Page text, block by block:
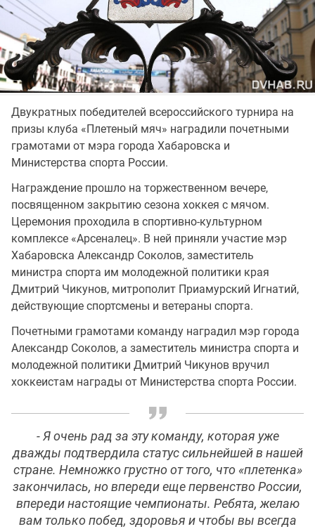
Двукратных победителей всероссийского турнира на
призы клуба «Плетеный мяч» наградили почетными
грамотами от мэра города Хабаровска и
Министерства спорта России.
Награждение прошло на торжественном вечере,
посвященном закрытию сезона хоккея с мячом.
Церемония проходила в спортивно-культурном
комплексе «Арсеналец». В ней приняли участие мэр
Хабаровска Александр Соколов, заместитель
министра спорта им молодежной политики края
Дмитрий Чикунов, митрополит Приамурский Игнатий,
действующие спортсмены и ветераны спорта.
Почетными грамотами команду наградил мэр города
Александр Соколов, а заместитель министра спорта и
молодежной политики Дмитрий Чикунов вручил
хоккеистам награды от Министерства спорта России.
- Я очень рад за эту команду, которая уже
дважды подтвердила статус сильнейшей в нашей
стране. Немножко грустно от того, что «плетенка»
закончилась, но впереди еще первенство России,
впереди настоящие чемпионаты. Ребята, желаю
вам только побед, здоровья и чтобы вы всегда